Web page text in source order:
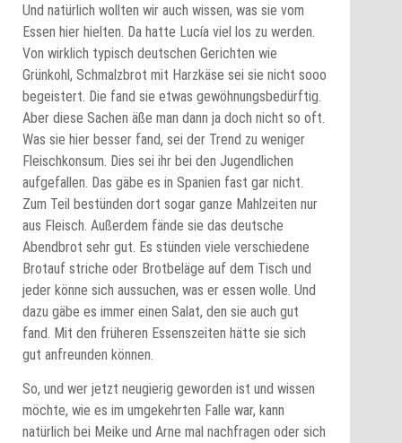
Und natürlich wollten wir auch wissen, was sie vom
Essen hier hielten. Da hatte Lucía viel los zu werden.
Von wirklich typisch deutschen Gerichten wie
Grünkohl, Schmalzbrot mit Harzkäse sei sie nicht sooo
begeistert. Die fand sie etwas gewöhnungsbedürftig.
Aber diese Sachen äße man dann ja doch nicht so oft.
Was sie hier besser fand, sei der Trend zu weniger
Fleischkonsum. Dies sei ihr bei den Jugendlichen
aufgefallen. Das gäbe es in Spanien fast gar nicht.
Zum Teil bestünden dort sogar ganze Mahlzeiten nur
aus Fleisch. Außerdem fände sie das deutsche
Abendbrot sehr gut. Es stünden viele verschiedene
Brotauf striche oder Brotbeläge auf dem Tisch und
jeder könne sich aussuchen, was er essen wolle. Und
dazu gäbe es immer einen Salat, den sie auch gut
fand. Mit den früheren Essenszeiten hätte sie sich
gut anfreunden können.
So, und wer jetzt neugierig geworden ist und wissen
möchte, wie es im umgekehrten Falle war, kann
natürlich bei Meike und Arne mal nachfragen oder sich